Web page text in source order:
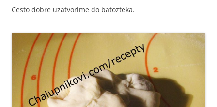
Cesto dobre uzatvorime do batozteka.